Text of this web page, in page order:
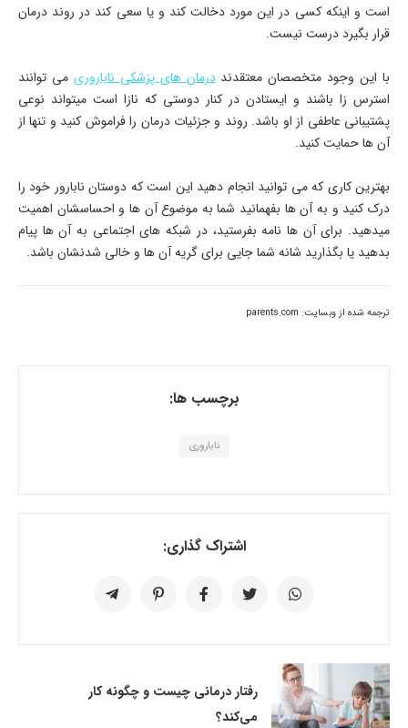
است و اینکه کسی در این مورد دخالت کند و یا سعی کند در روند درمان
قرار بگیرد درست نیست.
با این وجود متخصصان معتقدنددرمان های پزشکی ناباروری می توانند
استرس زا باشند و ایستادن در کنار دوستی که نازا است میتواند نوعی
پشتیبانی عاطفی از او باشد. روند و جزئیات درمان را فراموش کنید و تنها از
آن ها حمایت کنید.
بهترین کاری که می توانید انجام دهید این است که دوستان نابارور خود را
درک کنید و به آن ها بفهمانید شما به موضوع آن ها و احساسشان اهمیت
میدهید. برای آن ها نامه بفرستید، در شبکه های اجتماعی به آن ها پیام
بدهید یا بگذارید شانه شما جایی برای گریه آن ها و خالی شدنشان باشد.
ترجمه شده از وبسایت: parents.com
برچسب ها:
ناباروری
اشتراک گذاری:
رفتار درمانی چیست و چگونه کار
می‌کند؟